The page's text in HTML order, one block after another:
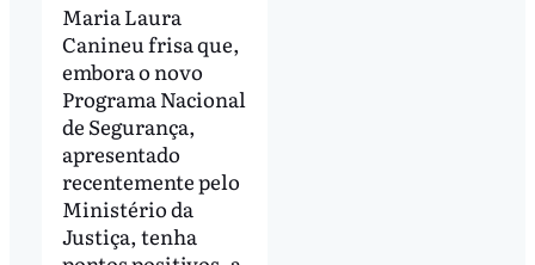
Maria Laura
Canineu frisa que,
embora o novo
Programa Nacional
de Segurança,
apresentado
recentemente pelo
Ministério da
Justiça, tenha